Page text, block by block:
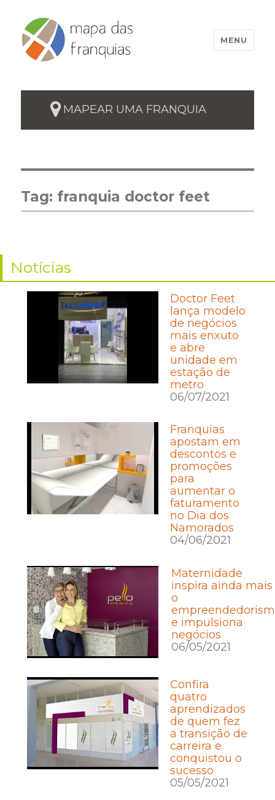
MENU
MAPEAR UMA FRANQUIA
Tag: franquia doctor feet
Notícias
Doctor Feet
lança modelo
de negócios
mais enxuto
e abre
unidade em
estação de
metro
06/07/2021
Franquias
apostam em
descontos e
promoções
para
aumentar o
faturamento
no Dia dos
Namorados
04/06/2021
Maternidade
inspira ainda mais
o
e impulsiona
negócios
06/05/2021
Confira
quatro
aprendizados
de quem fez
a transição de
carreira e
conquistou o
sucesso
05/05/2021